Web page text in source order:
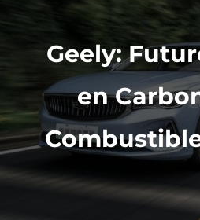
Geely:
en